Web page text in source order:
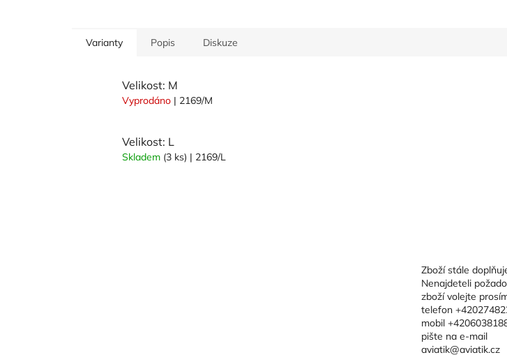
Varianty Popis Diskuze
Velikost: M
Vyprodáno | 2169/M
Velikost: L
Skladem (3 ks) | 2169/L
Zboží stále
Nenajdeteli
zboží volejte
telefon
mobil
pište na e-mail
aviatik@aviatik.cz